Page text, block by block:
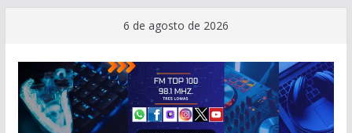
contenido
6 de agosto de 2026